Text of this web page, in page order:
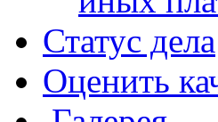
Статус дела
Оценить